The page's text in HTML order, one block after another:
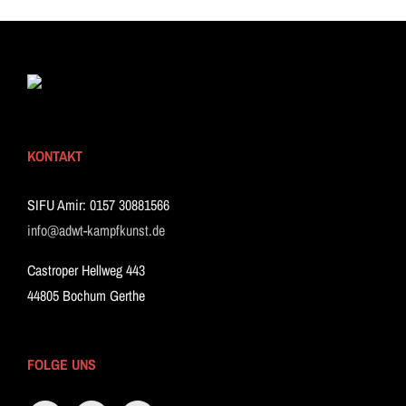
KONTAKT
SIFU Amir: 0157 30881566
info@adwt-kampfkunst.de
Castroper Hellweg 443
44805 Bochum Gerthe
FOLGE UNS